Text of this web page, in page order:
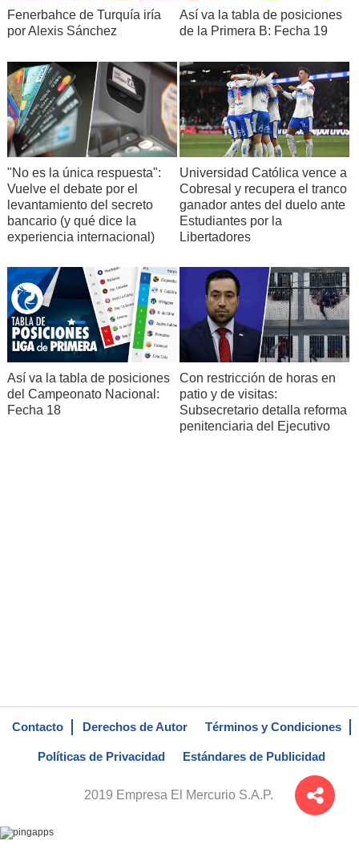
Fenerbahce de Turquía iría
por Alexis Sánchez
Así va la tabla de posiciones
de la Primera B: Fecha 19
"No es la única respuesta":
Vuelve el debate por el
levantamiento del secreto
bancario (y qué dice la
experiencia internacional)
Universidad Católica vence a
Cobresal y recupera el tranco
ganador antes del duelo ante
Estudiantes por la
Libertadores
Así va la tabla de posiciones
del Campeonato Nacional:
Fecha 18
Con restricción de horas en
patio y de visitas:
Subsecretario detalla reforma
penitenciaria del Ejecutivo
Contacto Derechos de Autor Términos y Condiciones
Políticas de Privacidad Estándares de Publicidad
2019 Empresa El Mercurio S.A.P.